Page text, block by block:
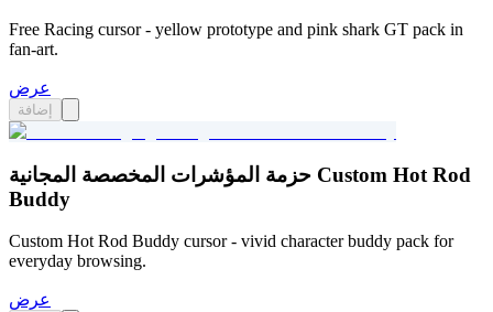
Free Racing cursor - yellow prototype and pink shark GT pack in
fan-art.
عرض
إضافة
حزمة المؤشرات المخصصة المجانية Custom Hot Rod
Buddy
Custom Hot Rod Buddy cursor - vivid character buddy pack for
everyday browsing.
عرض